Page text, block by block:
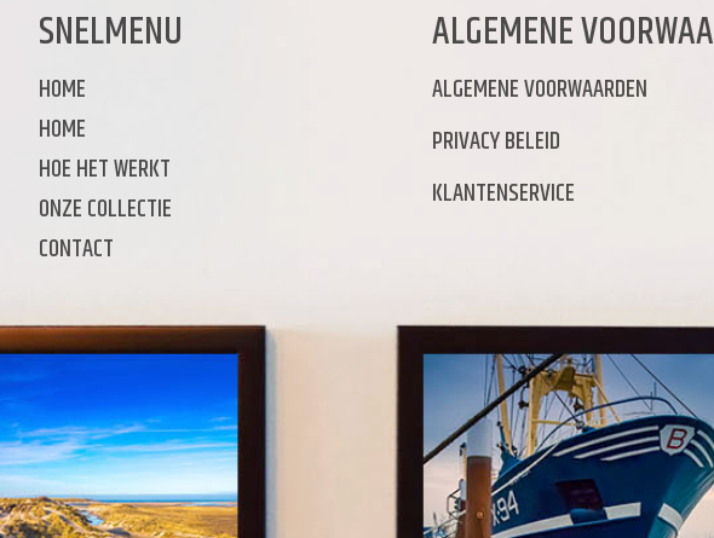
SNELMENU
HOME
HOME
HOE HET WERKT
ONZE COLLECTIE
CONTACT
ALGEMENE
ALGEMENE VOORWAARDEN
PRIVACY BELEID
KLANTENSERVICE